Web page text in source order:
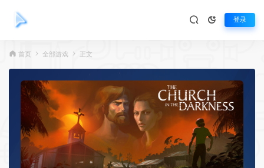
登录
首页 全部游戏 正文